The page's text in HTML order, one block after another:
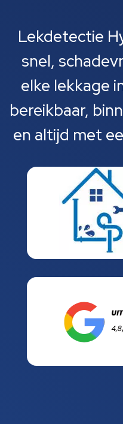
Lekdetectie
snel,
elke lekkage
bereikbaar,
en altijd met